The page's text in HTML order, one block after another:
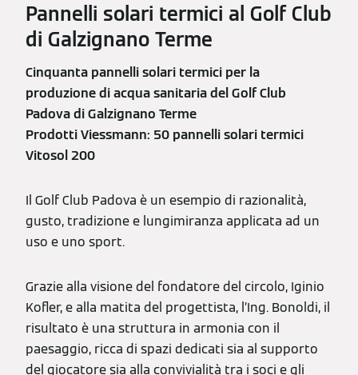
Pannelli solari termici al Golf Club
di Galzignano Terme
Cinquanta pannelli solari termici per la
produzione di acqua sanitaria del Golf Club
Padova di Galzignano Terme
Prodotti Viessmann: 50 pannelli solari termici
Vitosol 200
Il Golf Club Padova è un esempio di razionalità,
gusto, tradizione e lungimiranza applicata ad un
uso e uno sport.
Grazie alla visione del fondatore del circolo, Iginio
Kofler, e alla matita del progettista, l’Ing. Bonoldi, il
risultato è una struttura in armonia con il
paesaggio, ricca di spazi dedicati sia al supporto
del giocatore sia alla convivialità tra i soci e gli